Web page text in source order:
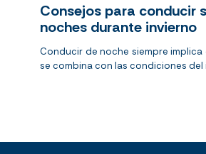
Consejos para conducir
noches durante invierno
Conducir de noche siempre
se combina con las condiciones del